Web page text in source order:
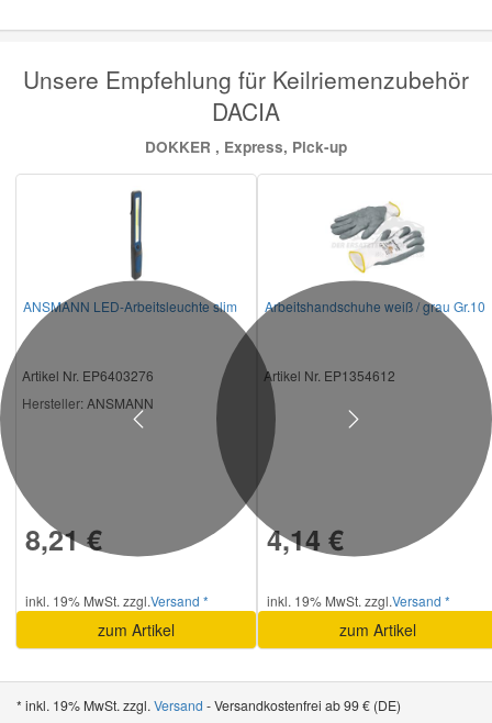
Unsere Empfehlung für Keilriemenzubehör
DACIA
DOKKER , Express, Pick-up
ANSMANN LED-Arbeitsleuchte slim
Artikel Nr. EP6403276
Hersteller: ANSMANN
8,21 €
inkl. 19% MwSt. zzgl.Versand *
zum Artikel
Arbeitshandschuhe weiß / grau Gr.10
Artikel Nr. EP1354612
4,14 €
inkl. 19% MwSt. zzgl.Versand *
zum Artikel
Previous Next
* inkl. 19% MwSt. zzgl. Versand - Versandkostenfrei ab 99 € (DE)